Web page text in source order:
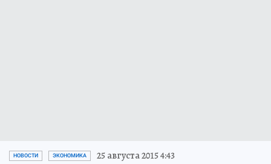
НОВОСТИ ЭКОНОМИКА 25 августа 2015 4:43